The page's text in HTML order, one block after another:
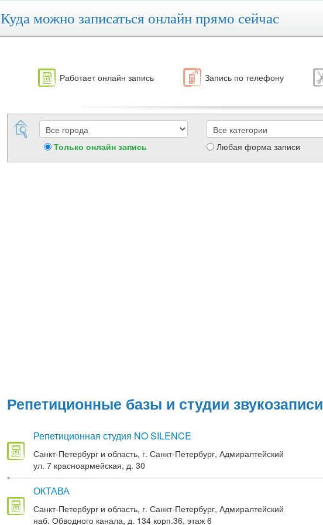
Куда можно записаться онлайн прямо сейчас
Работает онлайн запись Запись по телефону
Только онлайн запись Любая форма записи
Репетиционные базы и студии звукозаписи
Репетиционная студия NO SILENCE
Санкт-Петербург и область, г. Санкт-Петербург, Адмиралтейский
ул. 7 красноармейская, д. 30
ОКТАВА
Санкт-Петербург и область, г. Санкт-Петербург, Адмиралтейский
наб. Обводного канала, д. 134 корп.36, этаж 6